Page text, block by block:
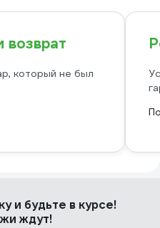
возврат
который не был
и будьте в курсе!
ждут!